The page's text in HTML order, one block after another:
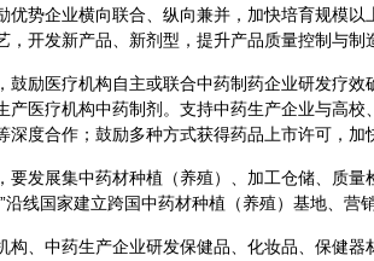
优势企业横向联合、纵向兼并，加快培育规模
，开发新产品、新剂型，提升产品质量控制与制
鼓励医疗机构自主或联合中药制药企业研发疗
产医疗机构中药制剂。支持中药生产企业与高
深度合作；鼓励多种方式获得药品上市许可，加
要发展集中药材种植（养殖）、加工仓储、质
沿线国家建立跨国中药材种植（养殖）基地、营
构、中药生产企业研发保健品、化妆品、保健器